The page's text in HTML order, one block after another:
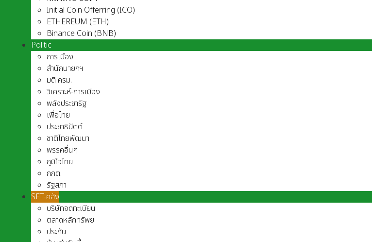
Initial Coin Offerring (ICO)
ETHEREUM (ETH)
Binance Coin (BNB)
Politic
การเมือง
สำนักนายกฯ
มติ ครม.
วิเคราะห์-การเมือง
พลังประชารัฐ
เพื่อไทย
ประชาธิปัตต์
ชาติไทยพัฒนา
พรรคอื่นๆ
ภูมิใจไทย
กกต.
รัฐสภา
SET-คลัง
บริษัทจดทะเบียน
ตลาดหลักทรัพย์
ประกัน